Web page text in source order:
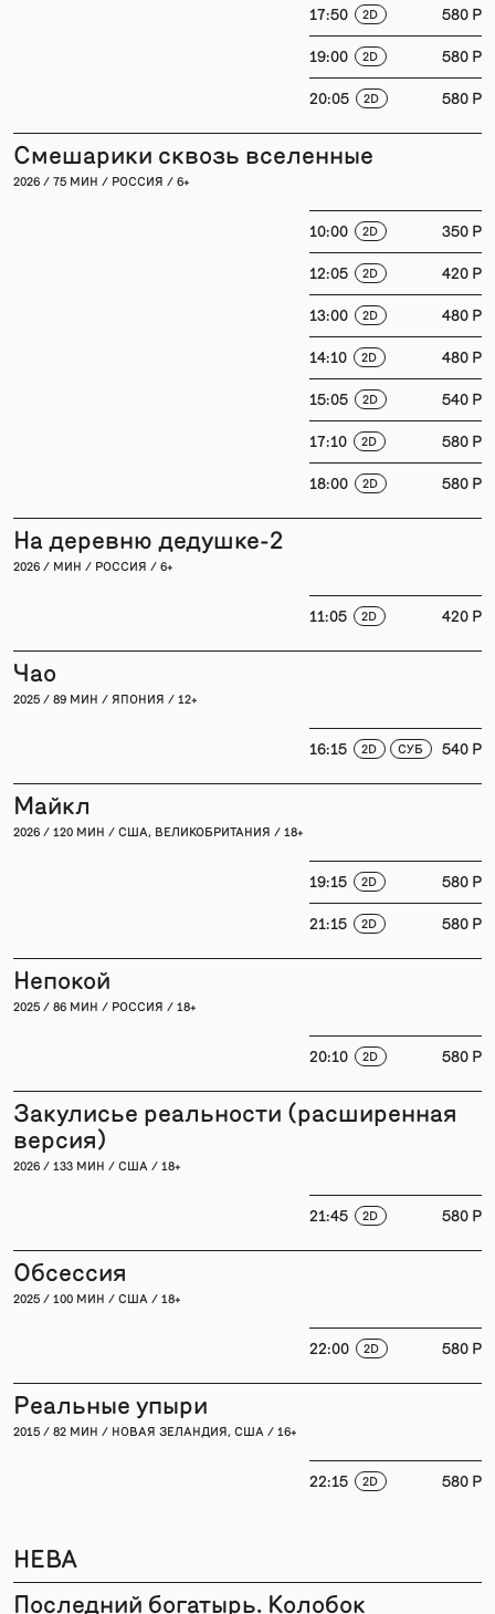
17:50 2D 580 P
19:00 2D 580 P
20:05 2D 580 P
Смешарики сквозь вселенные
2026 / 75 МИН / РОССИЯ / 6+
10:00 2D 350 P
12:05 2D 420 P
13:00 2D 480 P
14:10 2D 480 P
15:05 2D 540 P
17:10 2D 580 P
18:00 2D 580 P
На деревню дедушке-2
2026 / МИН / РОССИЯ / 6+
11:05 2D 420 P
Чао
2025 / 89 МИН / ЯПОНИЯ / 12+
16:15 2D СУБ 540 P
Майкл
2026 / 120 МИН / США, ВЕЛИКОБРИТАНИЯ / 18+
19:15 2D 580 P
21:15 2D 580 P
Непокой
2025 / 86 МИН / РОССИЯ / 18+
20:10 2D 580 P
Закулисье реальности (расширенная
версия)
2026 / 133 МИН / США / 18+
21:45 2D 580 P
Обсессия
2025 / 100 МИН / США / 18+
22:00 2D 580 P
Реальные упыри
2015 / 82 МИН / НОВАЯ ЗЕЛАНДИЯ, США / 16+
22:15 2D 580 P
НЕВА
Последний богатырь. Колобок